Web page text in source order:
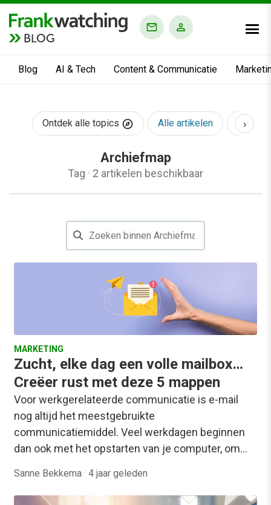
BLOG
Blog AI & Tech Content & Communicatie
Ontdek alle topics Alle artikelen AI &
›
Archiefmap
Tag · 2 artikelen beschikbaar
MARKETING
Zucht, elke dag een volle mailbox…
Creëer rust met deze 5 mappen
Voor werkgerelateerde communicatie is e-mail
nog altijd het meestgebruikte
communicatiemiddel. Veel werkdagen beginnen
dan ook met het opstarten van je computer, om…
Sanne Bekkema · 4 jaar geleden